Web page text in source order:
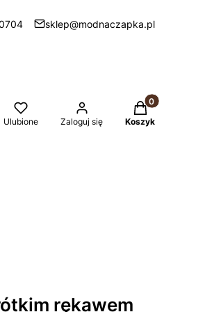
sklep@modnaczapka.pl
Ulubione Zaloguj się
Produkty w
Koszyk
rękawem